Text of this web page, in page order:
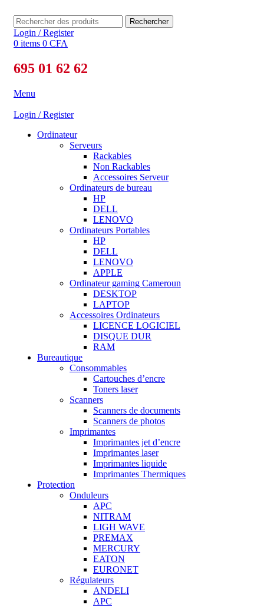
Rechercher
Login / Register
0 items 0 CFA
695 01 62 62
Menu
Login / Register
Ordinateur
Serveurs
Rackables
Non Rackables
Accessoires Serveur
Ordinateurs de bureau
HP
DELL
LENOVO
Ordinateurs Portables
HP
DELL
LENOVO
APPLE
Ordinateur gaming Cameroun
DESKTOP
LAPTOP
Accessoires Ordinateurs
LICENCE LOGICIEL
DISQUE DUR
RAM
Bureautique
Consommables
Cartouches d’encre
Toners laser
Scanners
Scanners de documents
Scanners de photos
Imprimantes
Imprimantes jet d’encre
Imprimantes laser
Imprimantes liquide
Imprimantes Thermiques
Protection
Onduleurs
APC
NITRAM
LIGH WAVE
PREMAX
MERCURY
EATON
EURONET
Régulateurs
ANDELI
APC